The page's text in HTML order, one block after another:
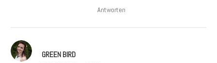
Antworten
GREEN BIRD